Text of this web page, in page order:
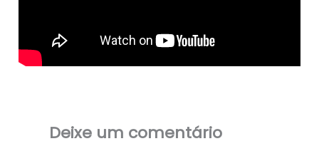
Deixe um comentário